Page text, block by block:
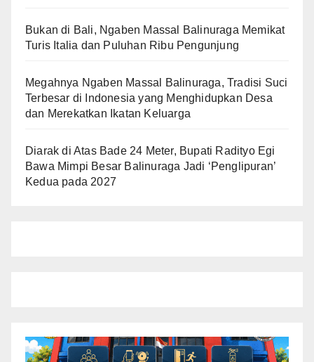
Bukan di Bali, Ngaben Massal Balinuraga Memikat
Turis Italia dan Puluhan Ribu Pengunjung
Megahnya Ngaben Massal Balinuraga, Tradisi Suci
Terbesar di Indonesia yang Menghidupkan Desa
dan Merekatkan Ikatan Keluarga
Diarak di Atas Bade 24 Meter, Bupati Radityo Egi
Bawa Mimpi Besar Balinuraga Jadi ‘Penglipuran’
Kedua pada 2027